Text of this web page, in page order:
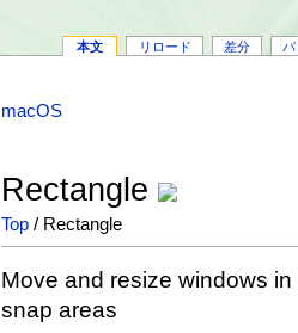
本文 リロード 差分 バ
macOS
Rectangle
Top / Rectangle
Move and resize windows
snap areas